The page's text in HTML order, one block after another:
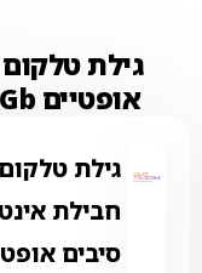
גילת
אופטיים 2.5Gb והעלאה של 250Mb
גילת
‏חבילת
סיבים